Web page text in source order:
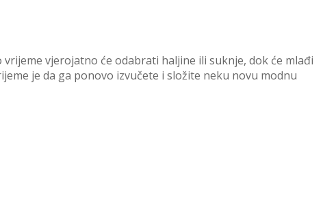
vjerojatno će odabrati haljine ili suknje, dok će mlađi
je da ga ponovo izvučete i složite neku novu modnu